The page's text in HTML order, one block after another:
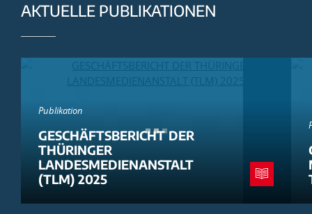
AKTUELLE PUBLIKATIONEN
Publikation
GESCHÄFTSBERICHT DER
THÜRINGER
LANDESMEDIENANSTALT
(TLM) 2025